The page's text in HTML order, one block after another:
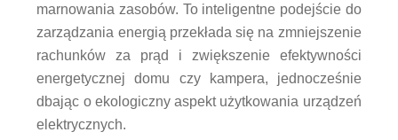
marnowania zasobów. To inteligentne podejście do
zarządzania energią przekłada się na zmniejszenie
rachunków za prąd i zwiększenie efektywności
energetycznej domu czy kampera, jednocześnie
dbając o ekologiczny aspekt użytkowania urządzeń
elektrycznych.